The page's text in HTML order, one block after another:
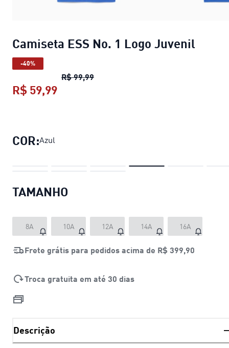
Camiseta ESS No. 1 Logo Juvenil
-40%
R$ 99,99Camiseta ESS No. 1 Logo Juvenil
R$ 59,99
COR:Azul
TAMANHO
8A 10A 12A 14A 16A
Frete grátis para pedidos acima de R$ 399,90
Troca gratuita em até 30 dias
Descrição